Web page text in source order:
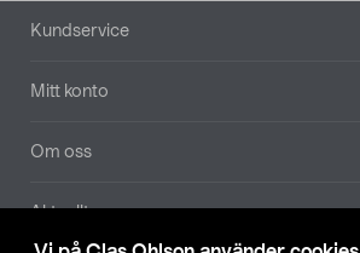
Sidfot
Kundservice
Mitt konto
Om oss
Aktuellt